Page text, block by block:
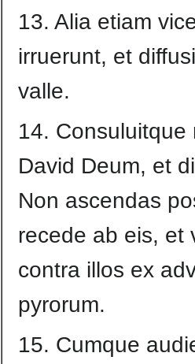
13. Alia etiam
irruerunt, et
valle.
14. Consuluitque
David Deum, et
Non ascendas
recede ab eis, et
contra illos ex
pyrorum.
15. Cumque